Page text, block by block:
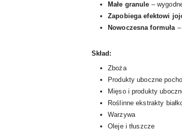
Małe granule –
Zapobiega efektowi
Nowoczesna formuła–
Skład:
Zboża
Produkty uboczne
Mięso i produkty
Roślinne ekstrakty
Warzywa
Oleje i tłuszcze